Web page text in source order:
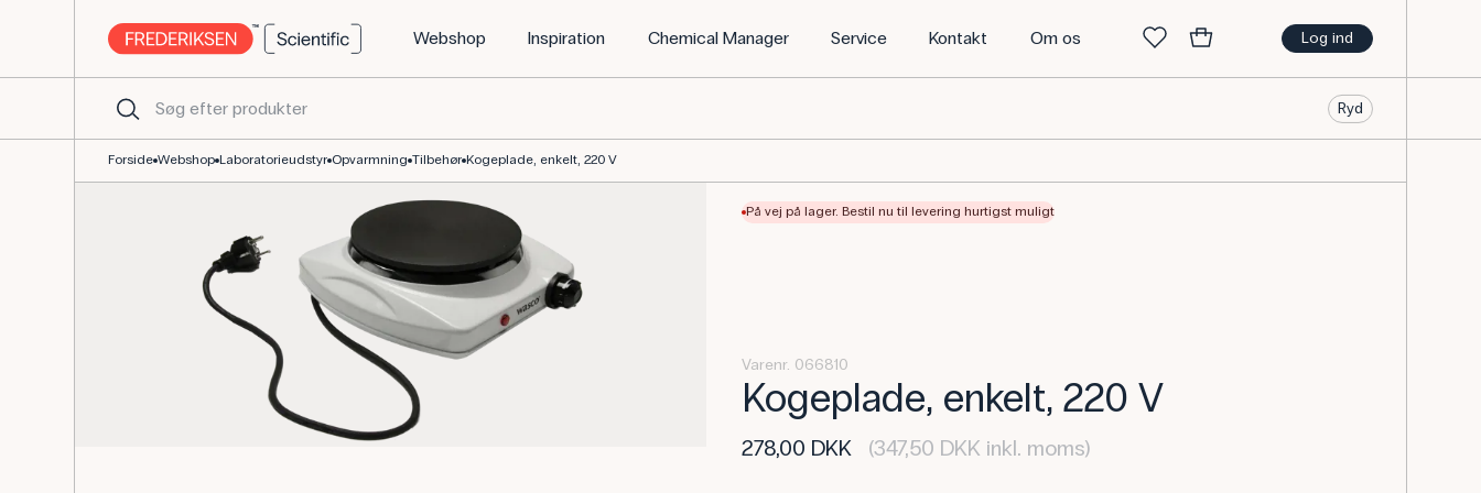
Log ind
Webshop Inspiration Chemical Manager Service Kontakt Om os
Ryd
Forside Webshop Laboratorieudstyr Opvarmning Tilbehør Kogeplade, enkelt, 220 V
På vej på lager. Bestil nu til levering hurtigst muligt
Varenr. 066810
Kogeplade, enkelt, 220 V
278,00 DKK (347,50 DKK inkl. moms)